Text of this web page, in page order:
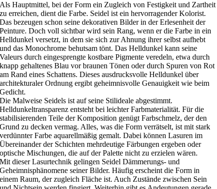
Als Hauptmittel, bei der Form ein Zugleich von Festigkeit und Zartheit
zu erreichen, dient die Farbe. Seidel ist ein hervorragender Kolorist.
Das bezeugen schon seine dekorativen Bilder in der Erlesenheit der
Peinture. Doch voll sichtbar wird sein Rang, wenn er die Farbe in ein
Helldunkel versetzt, in dem sie sich zur Ahnung ihrer selbst aufhebt
und das Monochrome behutsam tönt. Das Helldunkel kann seine
Valeurs durch eingesprengte kostbare Pigmente veredeln, etwa durch
knapp gehaltenes Blau vor braunen Tönen oder durch Spuren von Rot
am Rand eines Schattens. Dieses ausdrucksvolle Helldunkel über
architekturaler Ordnung ergibt geheimnisvolle Genauigkeit wie beim
Gedicht.
Die Malweise Seidels ist auf seine Stilideale abgestimmt.
Helldunkeltransparenz entsteht bei leichter Farbmaterialität. Für die
stabilisierenden Teile der Komposition genügt Farbschmelz, der den
Grund zu decken vermag. Alles, was die Form verrätselt, ist mit stark
verdünnter Farbe aquarellmäßig gemalt. Dabei können Lasuren im
Übereinander der Schichten mehrdeutige Färbungen ergeben oder
optische Mischungen, die auf der Palette nicht zu erzielen wären.
Mit dieser Lasurtechnik gelingen Seidel Dämmerungs- und
Geheimnisphänomene seiner Bilder. Häufig erscheint die Form in
einem Raum, der zugleich Fläche ist. Auch Zustände zwischen Sein